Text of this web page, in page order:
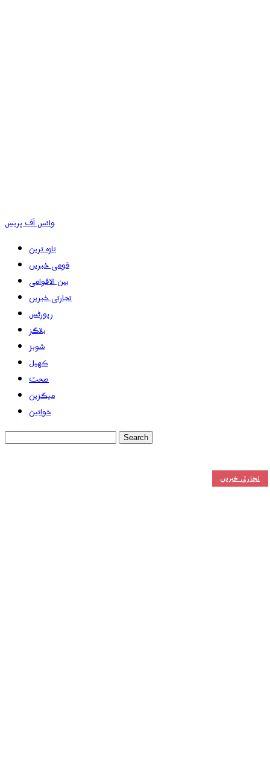
وائس آف پریس
تازہ ترین
قومی خبریں
بین الاقوامی
تجارتی خبریں
رپورٹس
بلاگز
شوبز
کھیل
صحت
میگزین
خواتین
تجارتی خبریں